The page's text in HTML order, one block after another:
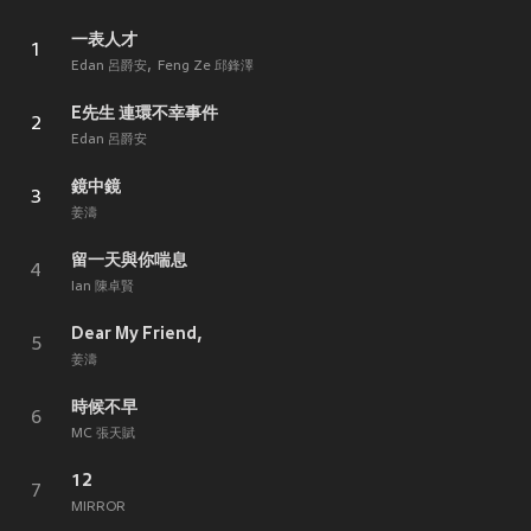
1
一表人才
Edan 呂爵安 Feng Ze 邱鋒澤
2
E先生 連環不幸事件
Edan 呂爵安
3
鏡中鏡
姜濤
4
留一天與你喘息
Ian 陳卓賢
5
Dear My Friend,
姜濤
6
時候不早
MC 張天賦
7
12
MIRROR